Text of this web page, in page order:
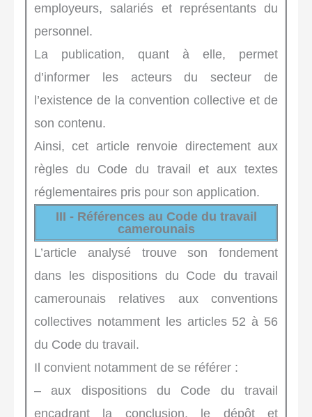
employeurs, salariés et représentants du
personnel.
La publication, quant à elle, permet
d’informer les acteurs du secteur de
l’existence de la convention collective et de
son contenu.
Ainsi, cet article renvoie directement aux
règles du Code du travail et aux textes
réglementaires pris pour son application.
III - Références au Code du travail
camerounais
L’article analysé trouve son fondement
dans les dispositions du Code du travail
camerounais relatives aux conventions
collectives notamment les articles 52 à 56
du Code du travail.
Il convient notamment de se référer :
– aux dispositions du Code du travail
encadrant la conclusion, le dépôt et